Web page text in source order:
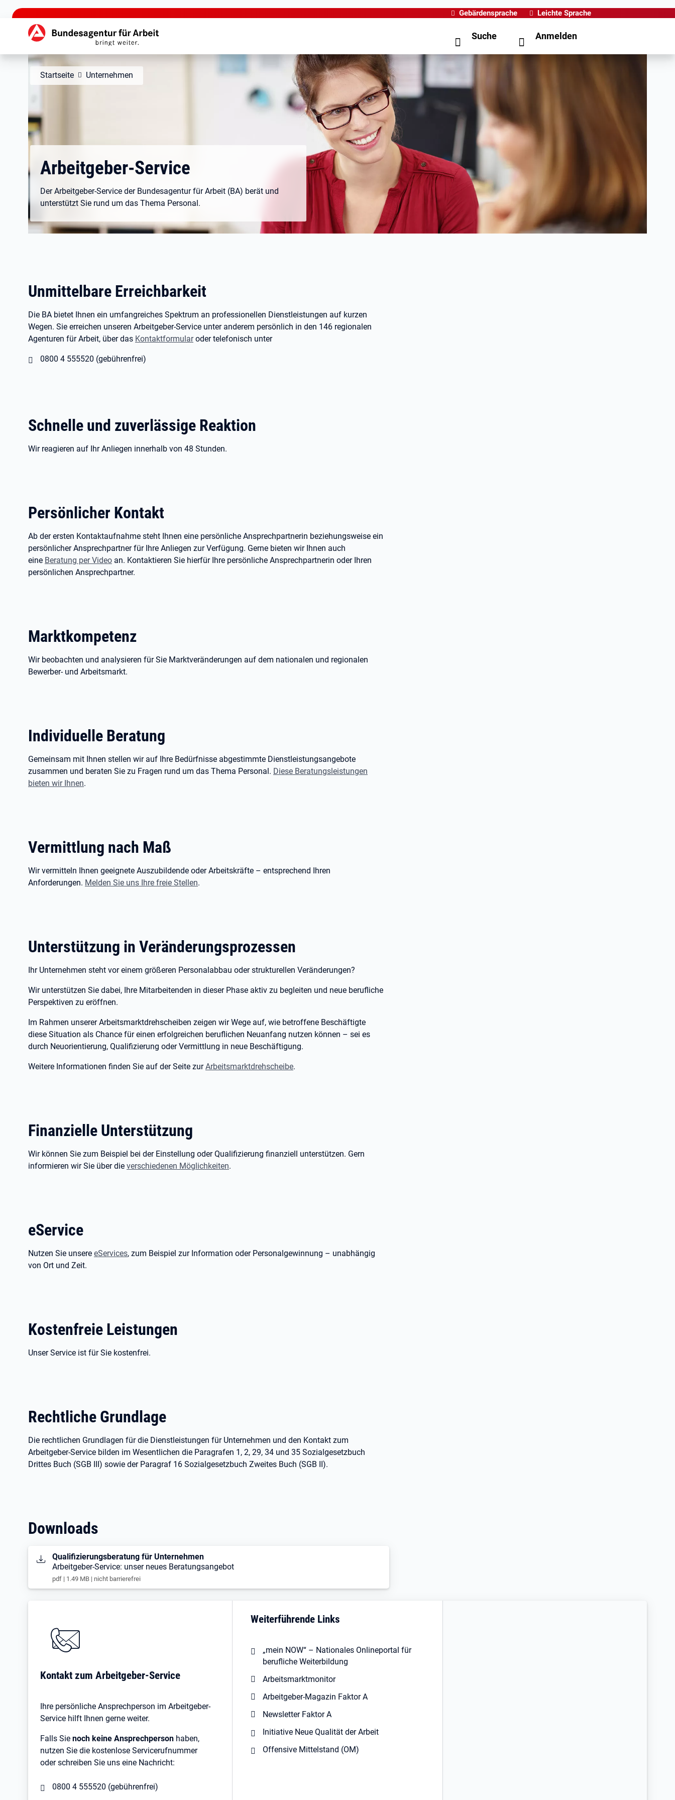
zu den Hauptinhalten springen
Gebärdensprache Leichte Sprache
Hauptnavigation Suche Anmelden
Startseite Unternehmen
Arbeitgeber-Service
Der Arbeitgeber-Service der Bundesagentur für Arbeit (BA) berät und
unterstützt Sie rund um das Thema Personal.
Unmittelbare Erreichbarkeit
Die BA bietet Ihnen ein umfangreiches Spektrum an professionellen Dienstleistungen auf kurzen
Wegen. Sie erreichen unseren Arbeitgeber-Service unter anderem persönlich in den 146 regionalen
Agenturen für Arbeit, über das Kontaktformularoder telefonisch unter
0800 4 555520 (gebührenfrei)
Schnelle und zuverlässige Reaktion
Wir reagieren auf Ihr Anliegen innerhalb von 48 Stunden.
Persönlicher Kontakt
Ab der ersten Kontaktaufnahme steht Ihnen eine persönliche Ansprechpartnerin beziehungsweise ein
persönlicher Ansprechpartner für Ihre Anliegen zur Verfügung. Gerne bieten wir Ihnen auch
eine Beratung per Video an. Kontaktieren Sie hierfür Ihre persönliche Ansprechpartnerin oder Ihren
persönlichen Ansprechpartner.
Marktkompetenz
Wir beobachten und analysieren für Sie Marktveränderungen auf dem nationalen und regionalen
Bewerber- und Arbeitsmarkt.
Individuelle Beratung
Gemeinsam mit Ihnen stellen wir auf Ihre Bedürfnisse abgestimmte Dienstleistungsangebote
zusammen und beraten Sie zu Fragen rund um das Thema Personal. Diese Beratungsleistungen
bieten wir Ihnen.
Vermittlung nach Maß
Wir vermitteln Ihnen geeignete Auszubildende oder Arbeitskräfte – entsprechend Ihren
Anforderungen. Melden Sie uns Ihre freie Stellen.
Unterstützung in Veränderungsprozessen
Ihr Unternehmen steht vor einem größeren Personalabbau oder strukturellen Veränderungen?
Wir unterstützen Sie dabei, Ihre Mitarbeitenden in dieser Phase aktiv zu begleiten und neue berufliche
Perspektiven zu eröffnen.
Im Rahmen unserer Arbeitsmarktdrehscheiben zeigen wir Wege auf, wie betroffene Beschäftigte
diese Situation als Chance für einen erfolgreichen beruflichen Neuanfang nutzen können – sei es
durch Neuorientierung, Qualifizierung oder Vermittlung in neue Beschäftigung.
Weitere Informationen finden Sie auf der Seite zurArbeitsmarktdrehscheibe.
Finanzielle Unterstützung
Wir können Sie zum Beispiel bei der Einstellung oder Qualifizierung finanziell unterstützen. Gern
informieren wir Sie über die verschiedenen Möglichkeiten.
eService
Nutzen Sie unsere eServices, zum Beispiel zur Information oder Personalgewinnung – unabhängig
von Ort und Zeit.
Kostenfreie Leistungen
Unser Service ist für Sie kostenfrei.
Rechtliche Grundlage
Die rechtlichen Grundlagen für die Dienstleistungen für Unternehmen und den Kontakt zum
Arbeitgeber-Service bilden im Wesentlichen die Paragrafen 1, 2, 29, 34 und 35 Sozialgesetzbuch
Drittes Buch (SGB III) sowie der Paragraf 16 Sozialgesetzbuch Zweites Buch (SGB II).
Downloads
Öffnet in neuem Tab
Qualifizierungsberatung für Unternehmen
Arbeitgeber-Service: unser neues Beratungsangebot
pdf | 1.49 MB | nicht barrierefrei
Kontakt zum Arbeitgeber-Service
Ihre persönliche Ansprechperson im Arbeitgeber-
Service hilft Ihnen gerne weiter.
Falls Sie noch keine Ansprechperson haben,
nutzen Sie die kostenlose Servicerufnummer
oder schreiben Sie uns eine Nachricht:
0800 4 555520 (gebührenfrei)
Weiterführende Links
„mein NOW“ – Nationales Onlineportal für
berufliche Weiterbildung
Arbeitsmarktmonitor
Arbeitgeber-Magazin Faktor A
Newsletter Faktor A
Initiative Neue Qualität der Arbeit
Offensive Mittelstand (OM)